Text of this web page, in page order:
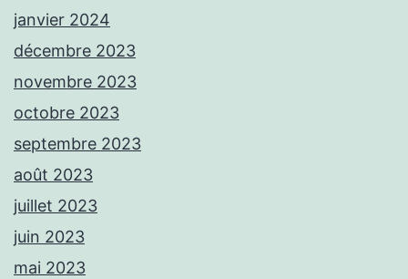
janvier 2024
décembre 2023
novembre 2023
octobre 2023
septembre 2023
août 2023
juillet 2023
juin 2023
mai 2023